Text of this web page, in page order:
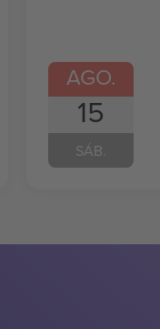
AGO.
15
SÁB.